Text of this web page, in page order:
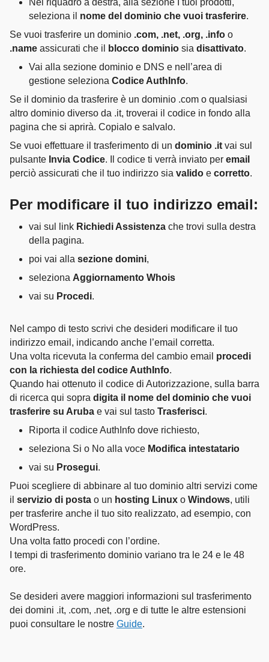
Nel riquadro a destra, alla sezione I tuoi prodotti,
seleziona il nome del dominio che vuoi trasferire.
Se vuoi trasferire un dominio .com, .net, .org, .info o
.name assicurati che il blocco dominio sia disattivato.
Vai alla sezione dominio e DNS e nell’area di
gestione seleziona Codice AuthInfo.
Se il dominio da trasferire è un dominio .com o qualsiasi
altro dominio diverso da .it, troverai il codice in fondo alla
pagina che si aprirà. Copialo e salvalo.
Se vuoi effettuare il trasferimento di un dominio .it vai sul
pulsante Invia Codice. Il codice ti verrà inviato per email
perciò assicurati che il tuo indirizzo sia valido e corretto.
Per modificare il tuo indirizzo email:
vai sul link Richiedi Assistenza che trovi sulla destra
della pagina.
poi vai alla sezione domini,
seleziona Aggiornamento Whois
vai su Procedi.
Nel campo di testo scrivi che desideri modificare il tuo
indirizzo email, indicando anche l’email corretta.
Una volta ricevuta la conferma del cambio email procedi
con la richiesta del codice AuthInfo.
Quando hai ottenuto il codice di Autorizzazione, sulla barra
di ricerca qui sopra digita il nome del dominio che vuoi
trasferire su Aruba e vai sul tasto Trasferisci.
Riporta il codice AuthInfo dove richiesto,
seleziona Si o No alla voce Modifica intestatario
vai su Prosegui.
Puoi scegliere di abbinare al tuo dominio altri servizi come
il servizio di posta o un hosting Linux o Windows, utili
per trasferire anche il tuo sito realizzato, ad esempio, con
WordPress.
Una volta fatto procedi con l’ordine.
I tempi di trasferimento dominio variano tra le 24 e le 48
ore.
Se desideri avere maggiori informazioni sul trasferimento
dei domini .it, .com, .net, .org e di tutte le altre estensioni
puoi consultare le nostre Guide.